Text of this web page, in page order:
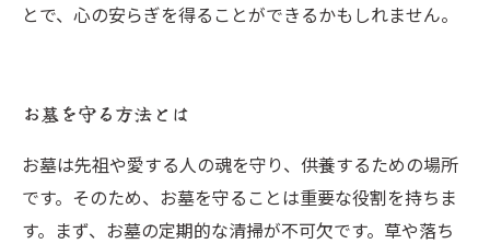
とで、心の安らぎを得ることができるかもしれません。
お墓を守る方法とは
お墓は先祖や愛する人の魂を守り、供養するための場所
です。そのため、お墓を守ることは重要な役割を持ちま
す。まず、お墓の定期的な清掃が不可欠です。草や落ち